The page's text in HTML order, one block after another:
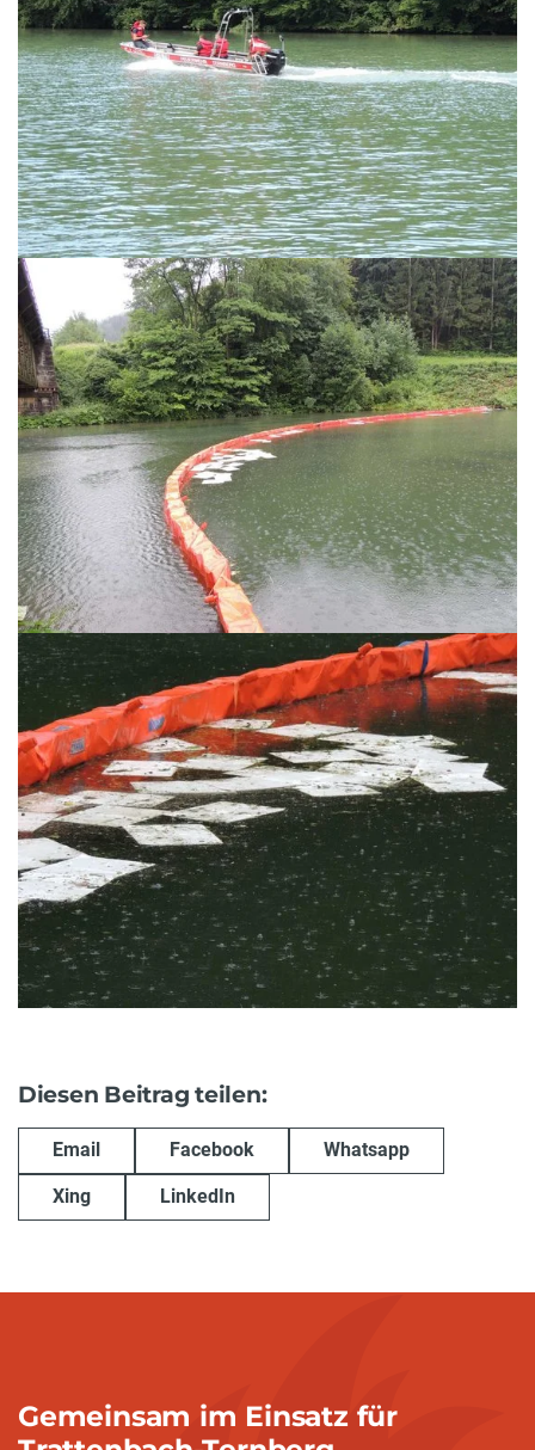
Diesen Beitrag teilen:
Email Facebook Whatsapp
Xing LinkedIn
Gemeinsam im Einsatz für